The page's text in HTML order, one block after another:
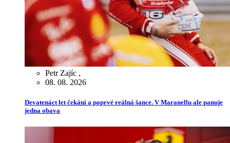
Petr Zajíc ,
08. 08. 2026
Devatenáct let čekání a poprvé reálná šance. V Maranellu ale panuje
jedna obava